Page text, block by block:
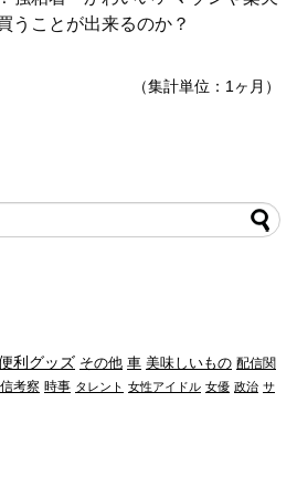
うことが出来るのか？
（集計単位：1ヶ月）
利グッズ その他 車 美味しいもの 配信関
考察 時事 タレント 女性アイドル 女優 政治 サ